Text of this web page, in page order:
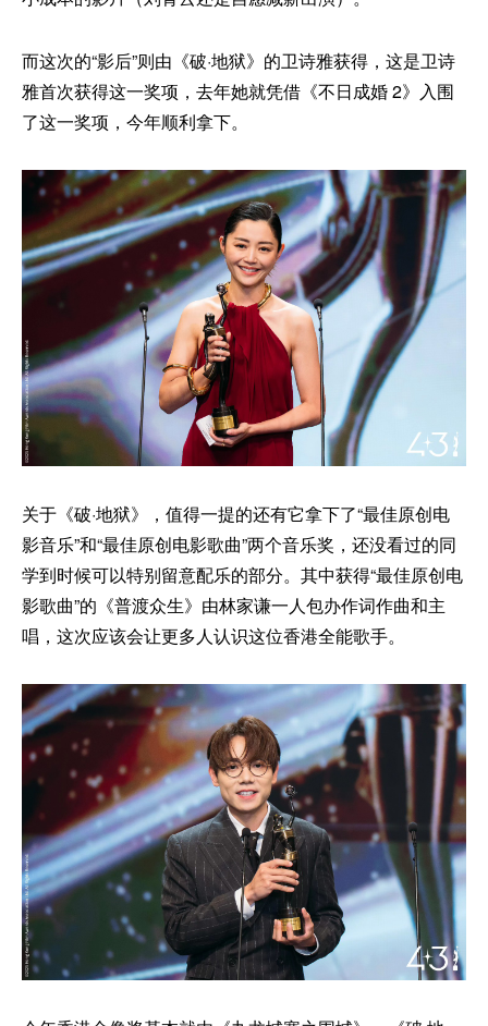
而这次的“影后”则由《破·地狱》的卫诗雅获得，这是卫诗
雅首次获得这一奖项，去年她就凭借《不日成婚 2》入围
了这一奖项，今年顺利拿下。
关于《破·地狱》，值得一提的还有它拿下了“最佳原创电
影音乐”和“最佳原创电影歌曲”两个音乐奖，还没看过的同
学到时候可以特别留意配乐的部分。其中获得“最佳原创电
影歌曲”的《普渡众生》由林家谦一人包办作词作曲和主
唱，这次应该会让更多人认识这位香港全能歌手。